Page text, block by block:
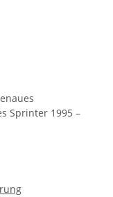
Sprinter 1995 –